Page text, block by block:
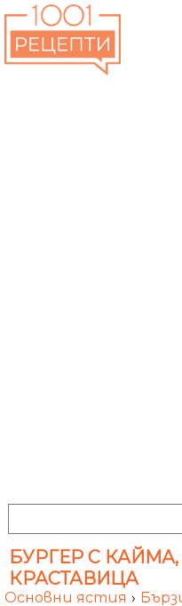
БУРГЕР С
КРАСТАВИЦА
Основни ястия ›